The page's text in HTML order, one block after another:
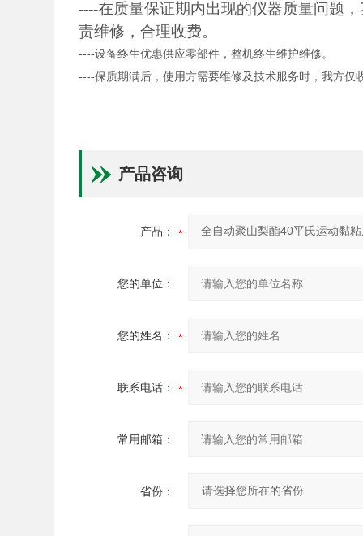
----在质量保证期内出现的仪器质量问题
责维修，合理收费。
----设备终生优惠供应零部件，整机终生维护维修。
----保质期满后，使用方需要维修及技术服务时，我方仅
产品咨询
产品：
您的单位：
您的姓名：
联系电话：
常用邮箱：
省份：